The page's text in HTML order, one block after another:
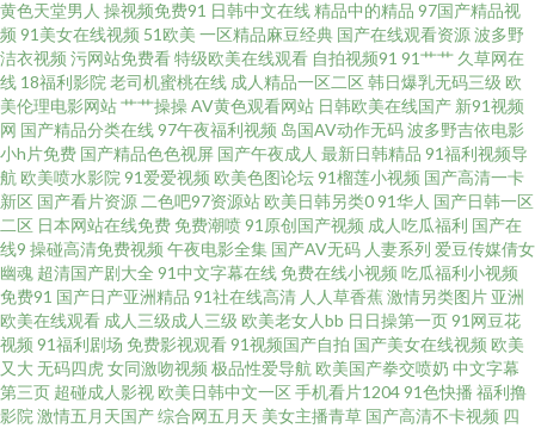
视频模特 涩涩资源网 91深夜网站色 91国产尤物 91成人18 欧美成人一二 国
产精品久久一级 玖玖草网 国产91尤物视频网址 www91福利com 91极品网站
性生午夜av 久久96热 男人天堂黄 国内版肏屄视频 不卡午夜福利视频 肏屄
com 成人在线观看第七页 国产赵恩静在线观看 福利嫂导航 av在线资源电影
爱豆网站免费观看官网 97超观视频 91在线国产自啪 99在线精品国自产拍 91
学生秘黄在线观看 91日本视频在线观看 91国高清 91人妻少妇喷水在线 91精
品在线观看网页入口 91av无码导航 91精品妇丝袜 91传媒国产在线观看 91n
黄色天堂男人 操视频免费91 日韩中文在线精品中的精品 97国产精品视
频 91美女在线视频 51欧美 一区精品麻豆经典 国产在线观看资源波多野
洁衣视频 污网站免费看特级欧美在线观看 自拍视频91 91艹艹 久草网在
线 18福利影院 老司机蜜桃在线 成人精品一区二区 韩日爆乳无码三级 欧
美伦理电影网站艹艹操操AV黄色观看网站 日韩欧美在线国产 新91视频
网 国产精品分类在线97午夜福利视频 岛国AV动作无码波多野吉依电影
小h片免费 国产精品色色视屏 国产午夜成人 最新日韩精品 91福利视频导
航 欧美喷水影院 91爱爱视频 欧美色图论坛91榴莲小视频 国产高清一卡
新区 国产看片资源 二色吧97资源站 欧美日韩另类091华人 国产日韩一区
二区 日本网站在线免费 免费潮喷91原创国产视频 成人吃瓜福利 国产在
线9 操碰高清免费视频 午夜电影全集 国产AV无码 人妻系列 爱豆传媒倩女
幽魂 超清国产剧大全 91中文字幕在线 免费在线小视频 吃瓜福利小视频
免费91 国产日产亚洲精品 91社在线高清 人人草香蕉 激情另类图片 亚洲
欧美在线观看 成人三级成人三级 欧美老女人bb 日日操第一页91网豆花
视频 91福利剧场 免费影视观看91视频国产自拍 国产美女在线视频 欧美
又大 无码四虎 女同激吻视频 极品性爱导航 欧美国产拳交喷奶 中文字幕
第三页 超碰成人影视 欧美日韩中文一区 手机看片120491色快播 福利撸
影院 激情五月天国产综合网五月天 美女主播青草 国产高清不卡视频 四